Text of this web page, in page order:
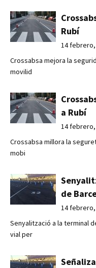
Rubí
14 febrero,
Crossabsa mejora la
movilid
a Rubí
14 febrero,
Crossabsa millora la
mobi
de
14 febrero,
Senyalització a la terminal
vial per